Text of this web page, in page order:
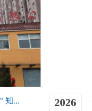
"锚杆、锚索、土钉、锚管" 知识小课堂 2026